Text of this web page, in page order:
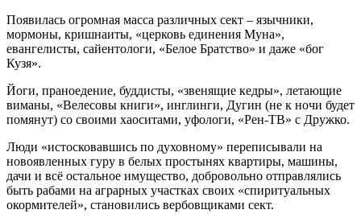
Появилась огромная масса различных сект – язычники,
мормоны, кришнаиты, «церковь единения Муна»,
евангелисты, сайентологи, «Белое Братство» и даже «бог
Кузя».
Йоги, праноедение, буддисты, «звенящие кедры», летающие
виманы, «Велесовы книги», инглинги, Дугин (не к ночи будет
помянут) со своими хаоситами, уфологи, «Рен-ТВ» с Дружко.
Люди «истосковавшись по духовному» переписывали на
новоявленных гуру в белых простынях квартиры, машины,
дачи и всё остальное имущество, добровольно отправлялись
быть рабами на аграрных участках своих «спиритуальных
окормителей», становились вербовщиками сект.